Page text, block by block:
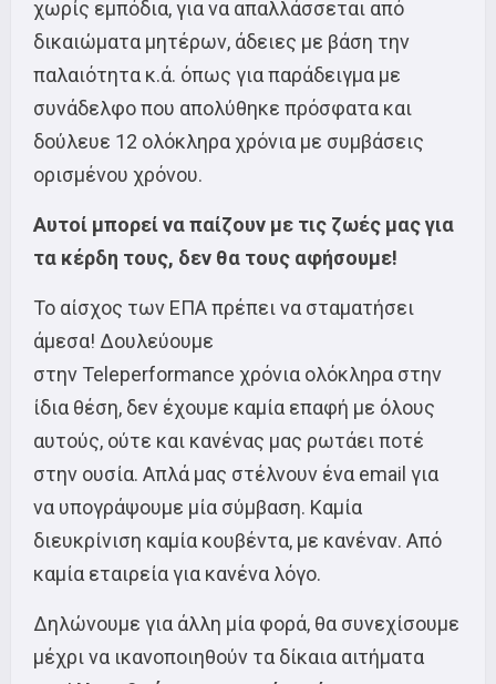
χωρίς εμπόδια, για να απαλλάσσεται από
δικαιώματα μητέρων, άδειες με βάση την
παλαιότητα κ.ά. όπως για παράδειγμα με
συνάδελφο που απολύθηκε πρόσφατα και
δούλευε 12 ολόκληρα χρόνια με συμβάσεις
ορισμένου χρόνου.
Αυτοί μπορεί να παίζουν με τις ζωές μας για
τα κέρδη τους, δεν θα τους αφήσουμε!
Το αίσχος των ΕΠΑ πρέπει να σταματήσει
άμεσα! Δουλεύουμε
στην Teleperformance χρόνια ολόκληρα στην
ίδια θέση, δεν έχουμε καμία επαφή με όλους
αυτούς, ούτε και κανένας μας ρωτάει ποτέ
στην ουσία. Απλά μας στέλνουν ένα email για
να υπογράψουμε μία σύμβαση. Καμία
διευκρίνιση καμία κουβέντα, με κανέναν. Από
καμία εταιρεία για κανένα λόγο.
Δηλώνουμε για άλλη μία φορά, θα συνεχίσουμε
μέχρι να ικανοποιηθούν τα δίκαια αιτήματα